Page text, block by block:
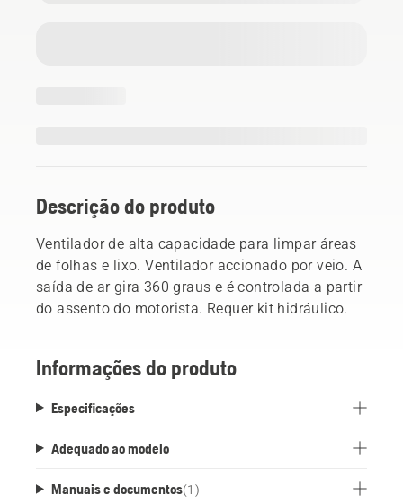
Descrição do produto
Ventilador de alta capacidade para limpar áreas
de folhas e lixo. Ventilador accionado por veio. A
saída de ar gira 360 graus e é controlada a partir
do assento do motorista. Requer kit hidráulico.
Informações do produto
Especificações
Adequado ao modelo
Manuais e documentos(1 )